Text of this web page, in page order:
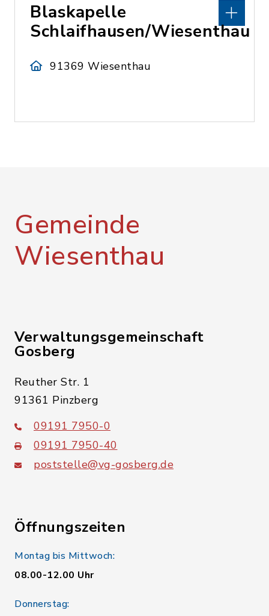
Blaskapelle
Schlaifhausen/Wiesenthau
91369 Wiesenthau
Gemeinde
Wiesenthau
Verwaltungsgemeinschaft
Gosberg
Reuther Str. 1
91361 Pinzberg
09191 7950-0
09191 7950-40
poststelle@vg-gosberg.de
Öffnungszeiten
Montag bis Mittwoch:
08.00-12.00 Uhr
Donnerstag: